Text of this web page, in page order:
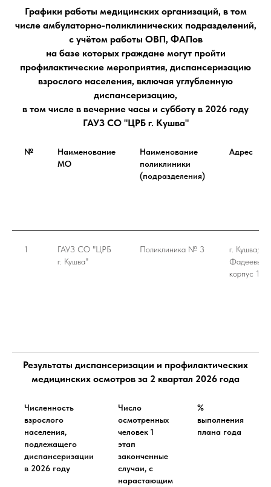
Графики работы медицинских организаций, в том
числе амбулаторно-поликлинических подразделений,
с учётом работы ОВП, ФАПов
на базе которых граждане могут пройти
профилактические мероприятия, диспансеризацию
взрослого населения, включая углубленную
диспансеризацию,
в том числе в вечерние часы и субботу в 2026 году
ГАУЗ СО "ЦРБ г. Кушва"
№
Наименование
МО
Наименование
поликлиники
(подразделения)
Адрес
1
ГАУЗ СО "ЦРБ
г. Кушва"
Поликлиника № 3
г. Кушва,ул.
корпус 1
Результаты диспансеризации и профилактических
медицинских осмотров за 2 квартал 2026 года
Численность
взрослого
населения,
подлежащего
диспансеризации
в 2026 году
Число
осмотренных
человек 1
этап
законченные
случаи, с
нарастающим
%
выполнения
плана года